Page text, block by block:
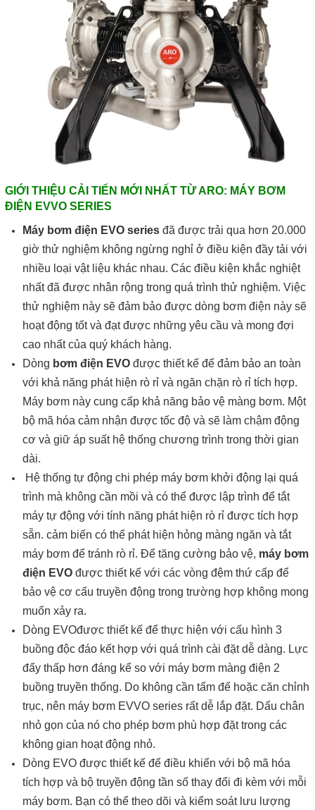
GIỚI THIỆU CẢI TIẾN MỚI NHẤT TỪ ARO: MÁY BƠM
ĐIỆN EVVO SERIES
Máy bơm điện EVO series đã được trải qua hơn 20.000
giờ thử nghiệm không ngừng nghỉ ở điều kiện đầy tải với
nhiều loại vật liệu khác nhau. Các điều kiện khắc nghiệt
nhất đã được nhân rộng trong quá trình thử nghiệm. Việc
thử nghiệm này sẽ đảm bảo được dòng bơm điện này sẽ
hoạt động tốt và đạt được những yêu cầu và mong đợi
cao nhất của quý khách hàng.
Dòng bơm điện EVO được thiết kế để đảm bảo an toàn
với khả năng phát hiện rò rỉ và ngăn chặn rò rỉ tích hợp.
Máy bơm này cung cấp khả năng bảo vệ màng bơm. Một
bộ mã hóa cảm nhận được tốc độ và sẽ làm chậm động
cơ và giữ áp suất hệ thống chương trình trong thời gian
dài.
Hệ thống tự động chi phép máy bơm khởi động lại quá
trình mà không cần mồi và có thể được lập trình để tắt
máy tự động với tính năng phát hiện rò rỉ được tích hợp
sẵn. cảm biến có thể phát hiện hỏng màng ngăn và tắt
máy bơm để tránh rò rỉ. Để tăng cường bảo vệ, máy bơm
điện EVO được thiết kế với các vòng đệm thứ cấp để
bảo vệ cơ cấu truyền động trong trường hợp không mong
muốn xảy ra.
Dòng EVOđược thiết kế để thực hiện với cấu hình 3
buồng độc đáo kết hợp với quá trình cài đặt dễ dàng. Lực
đẩy thấp hơn đáng kể so với máy bơm màng điện 2
buồng truyền thống. Do không cần tấm đế hoặc căn chỉnh
trục, nên máy bơm EVVO series rất dễ lắp đặt. Dấu chân
nhỏ gọn của nó cho phép bơm phù hợp đặt trong các
không gian hoạt động nhỏ.
Dòng EVO được thiết kế để điều khiển với bộ mã hóa
tích hợp và bộ truyền động tần số thay đổi đi kèm với mỗi
máy bơm. Bạn có thể theo dõi và kiểm soát lưu lượng